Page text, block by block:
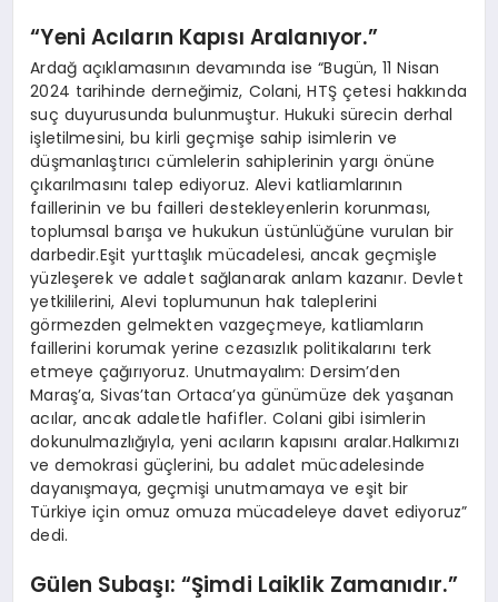
“Yeni Acıların Kapısı Aralanıyor.”
Ardağ açıklamasının devamında ise “Bugün, 11 Nisan
2024 tarihinde derneğimiz, Colani, HTŞ çetesi hakkında
suç duyurusunda bulunmuştur. Hukuki sürecin derhal
işletilmesini, bu kirli geçmişe sahip isimlerin ve
düşmanlaştırıcı cümlelerin sahiplerinin yargı önüne
çıkarılmasını talep ediyoruz. Alevi katliamlarının
faillerinin ve bu failleri destekleyenlerin korunması,
toplumsal barışa ve hukukun üstünlüğüne vurulan bir
darbedir.Eşit yurttaşlık mücadelesi, ancak geçmişle
yüzleşerek ve adalet sağlanarak anlam kazanır. Devlet
yetkililerini, Alevi toplumunun hak taleplerini
görmezden gelmekten vazgeçmeye, katliamların
faillerini korumak yerine cezasızlık politikalarını terk
etmeye çağırıyoruz. Unutmayalım: Dersim’den
Maraş’a, Sivas’tan Ortaca’ya günümüze dek yaşanan
acılar, ancak adaletle hafifler. Colani gibi isimlerin
dokunulmazlığıyla, yeni acıların kapısını aralar.Halkımızı
ve demokrasi güçlerini, bu adalet mücadelesinde
dayanışmaya, geçmişi unutmamaya ve eşit bir
Türkiye için omuz omuza mücadeleye davet ediyoruz”
dedi.
Gülen Subaşı: “Şimdi Laiklik Zamanıdır.”